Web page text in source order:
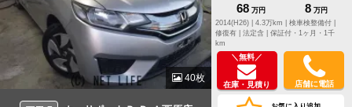
40枚
68 万円 8 万円
2014(H26) |
4.3万km |
検車検整備付 |
修復有 | 法定含 | 保証付・1ヶ月・1千
km
＼無料／
在庫・見積り 店舗に電話